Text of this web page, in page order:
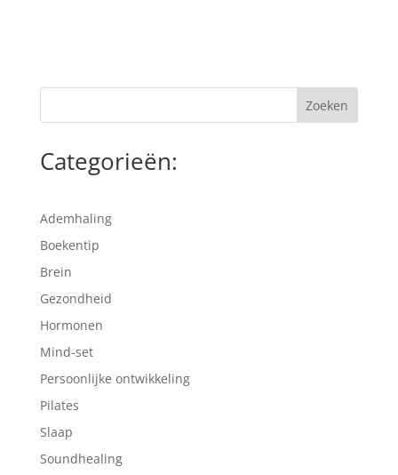
Categorieën:
Ademhaling
Boekentip
Brein
Gezondheid
Hormonen
Mind-set
Persoonlijke ontwikkeling
Pilates
Slaap
Soundhealing